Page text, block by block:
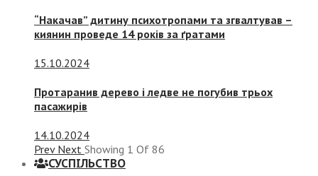
“Накачав” дитину психотропами та згвалтував –
киянин проведе 14 років за ґратами
15.10.2024
Протаранив дерево і ледве не погубив трьох
пасажирів
14.10.2024
Prev Next Showing 1 Of 86
СУСПIЛЬСТВО